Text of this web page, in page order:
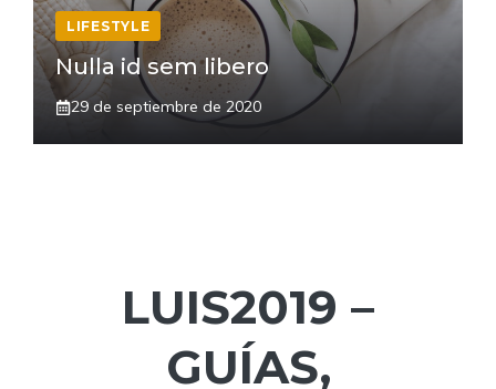
LIFESTYLE
Nulla id sem libero
29 de septiembre de 2020
LUIS2019 –
GUÍAS,